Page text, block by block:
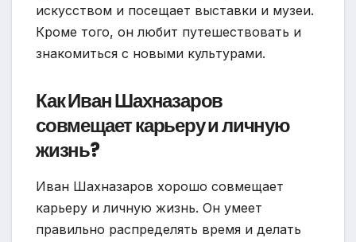
искусством и посещает выставки и музеи.
Кроме того, он любит путешествовать и
знакомиться с новыми культурами.
Как Иван Шахназаров
совмещает карьеру и личную
жизнь?
Иван Шахназаров хорошо совмещает
карьеру и личную жизнь. Он умеет
правильно распределять время и делать